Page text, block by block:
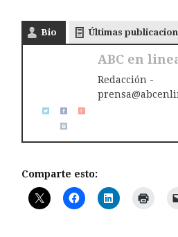
Bio Últimas
ABC en
Redacción -
Comparte esto: